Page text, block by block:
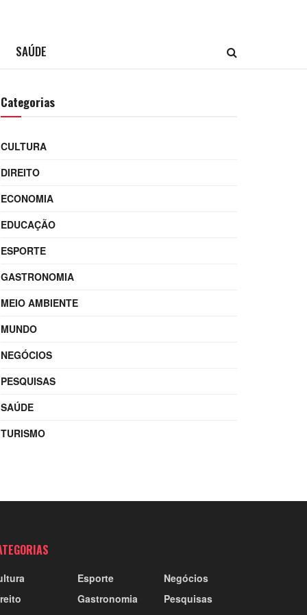
SAÚDE
Categorias
CULTURA
DIREITO
ECONOMIA
EDUCAÇÃO
ESPORTE
GASTRONOMIA
MEIO AMBIENTE
MUNDO
NEGÓCIOS
PESQUISAS
SAÚDE
TURISMO
Esporte
Gastronomia
Negócios
Pesquisas